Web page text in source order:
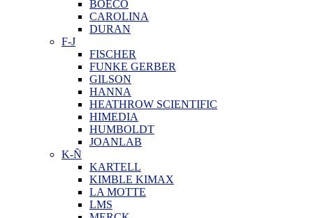
BOECO
CAROLINA
DURAN
F-J
FISCHER
FUNKE GERBER
GILSON
HANNA
HEATHROW SCIENTIFIC
HIMEDIA
HUMBOLDT
JOANLAB
K-Ñ
KARTELL
KIMBLE KIMAX
LA MOTTE
LMS